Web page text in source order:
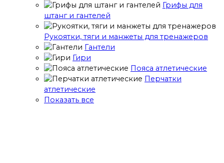
Грифы для
штанг и гантелей
Рукоятки, тяги и манжеты для тренажеров
Гантели
Гири
Пояса атлетические
Перчатки
атлетические
Показать все